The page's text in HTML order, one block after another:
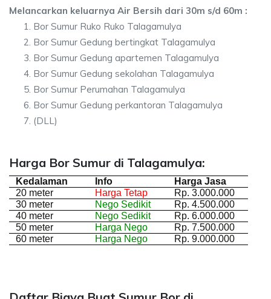
Melancarkan keluarnya Air Bersih dari 30m s/d 60m :
Bor Sumur Ruko Ruko Talagamulya
Bor Sumur Gedung bertingkat Talagamulya
Bor Sumur Gedung apartemen Talagamulya
Bor Sumur Gedung sekolahan Talagamulya
Bor Sumur Perumahan Talagamulya
Bor Sumur Gedung perkantoran Talagamulya
(DLL)
Harga Bor Sumur di Talagamulya:
Kedalaman Info
Harga Jasa
20 meter
Harga Tetap
Rp. 3.000.000
30 meter
Nego Sedikit
Rp. 4.500.000
40 meter
Nego Sedikit
Rp. 6.000.000
50 meter
Harga Nego
Rp. 7.500.000
60 meter
Harga Nego Rp. 9.000.000